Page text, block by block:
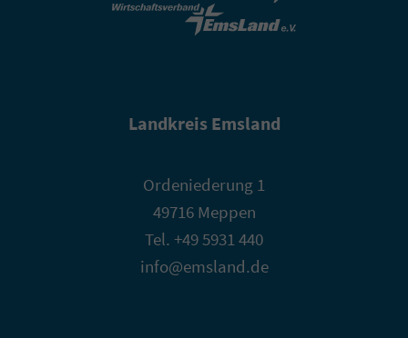
Landkreis Emsland
Ordeniederung 1
49716 Meppen
Tel. +49 5931 440
info@emsland.de